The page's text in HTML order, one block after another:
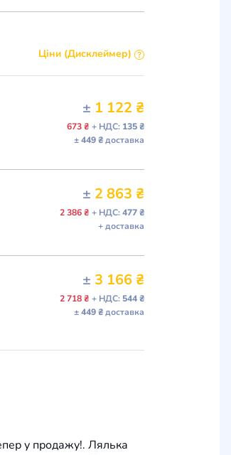
Ціни (Дисклеймер)
± 1 122 ₴
673 ₴ + НДС: 135 ₴
± 449 ₴доставка
± 2 863 ₴
2 386 ₴ + НДС:477 ₴
+ доставка
± 3 166 ₴
2 718 ₴ + НДС: 544 ₴
± 449 ₴доставка
у продажу!. Лялька